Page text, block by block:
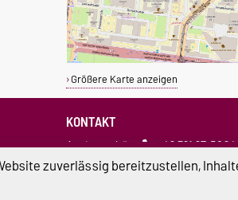
Größere Karte anzeigen
KONTAKT
Assistenzbüro
+49 391 67-
bibliothek@ovgu.de
zuverlässig bereitzustellen,